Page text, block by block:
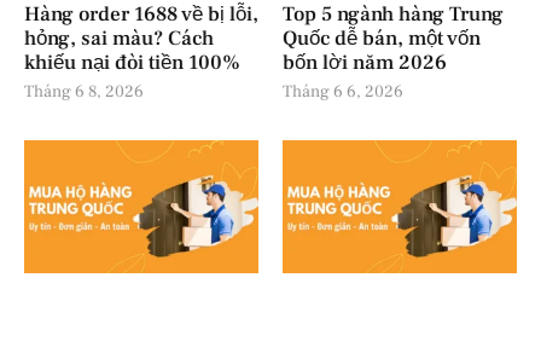
Hàng order 1688 về bị lỗi,
hỏng, sai màu? Cách
khiếu nại đòi tiền 100%
Tháng 6 8, 2026
Top 5 ngành hàng Trung
Quốc dễ bán, một vốn
bốn lời năm 2026
Tháng 6 6, 2026